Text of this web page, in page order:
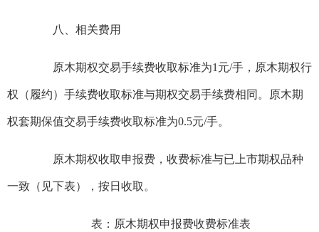
八、相关费用
原木期权交易手续费收取标准为1元/手，原木期权行
权（履约）手续费收取标准与期权交易手续费相同。原木期
权套期保值交易手续费收取标准为0.5元/手。
原木期权收取申报费，收费标准与已上市期权品种
一致（见下表），按日收取。
表：原木期权申报费收费标准表